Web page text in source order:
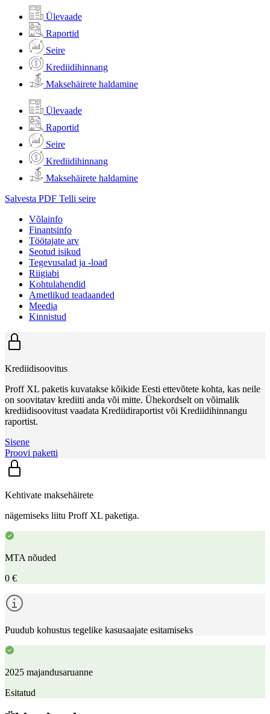
Ülevaade
Raportid
Seire
Krediidihinnang
Maksehäirete haldamine
Ülevaade
Raportid
Seire
Krediidihinnang
Maksehäirete haldamine
Salvesta PDF Telli seire
Võlainfo
Finantsinfo
Töötajate arv
Seotud isikud
Tegevusalad ja -load
Riigiabi
Kohtulahendid
Ametlikud teadaanded
Meedia
Kinnistud
Krediidisoovitus
Proff XL paketis kuvatakse kõikide Eesti ettevõtete kohta, kas neile
on soovitatav krediiti anda või mitte. Ühekordselt on võimalik
krediidisoovitust vaadata Krediidiraportist või Krediidihinnangu
raportist.
Sisene
Proovi paketti
Kehtivate maksehäirete
nägemiseks liitu Proff XL paketiga.
MTA nõuded
0 €
Puudub kohustus tegelike kasusaajate esitamiseks
2025 majandusaruanne
Esitatud